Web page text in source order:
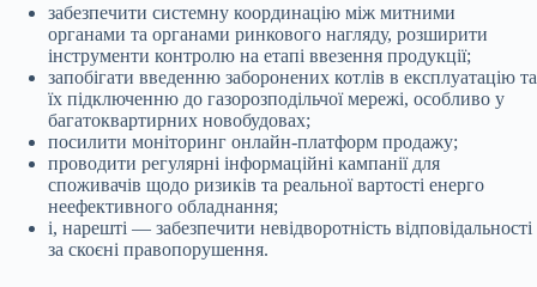
забезпечити системну координацію між митними
органами та органами ринкового нагляду, розширити
інструменти контролю на етапі ввезення продукції;
запобігати введенню заборонених котлів в експлуатацію та
їх підключенню до газорозподільчої мережі, особливо у
багатоквартирних новобудовах;
посилити моніторинг онлайн-платформ продажу;
проводити регулярні інформаційні кампанії для
споживачів щодо ризиків та реальної вартості енерго
неефективного обладнання;
і, нарешті — забезпечити невідворотність відповідальності
за скоєні правопорушення.